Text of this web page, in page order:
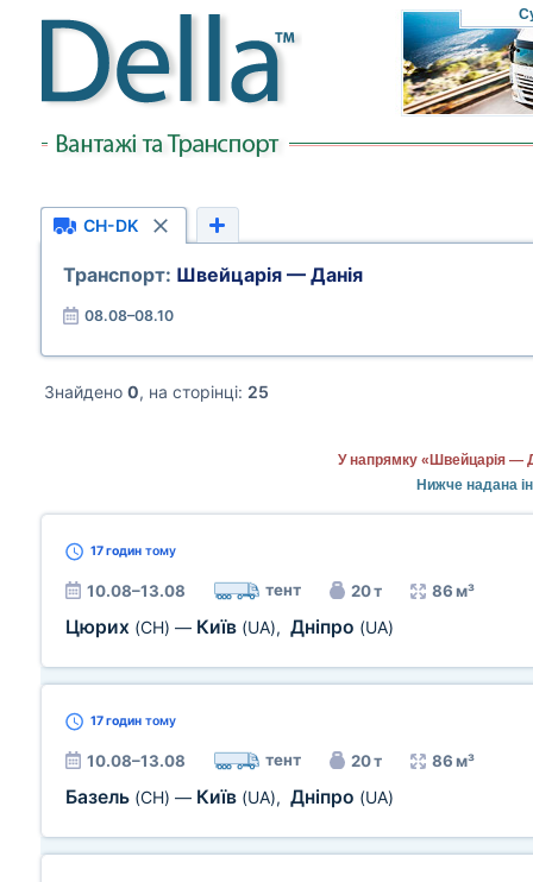
CH-DK
Транспорт: Швейцарія — Данія
08.08–08.10
Знайдено 0, на сторінці: 25
У напрямку «Швейцарія —
Нижче надана
17 годин тому
10.08–13.08 тент 20 т 86 м³
Цюрих (CH) — Київ (UA), Дніпро (UA)
17 годин тому
10.08–13.08 тент 20 т 86 м³
Базель (CH) — Київ (UA), Дніпро (UA)